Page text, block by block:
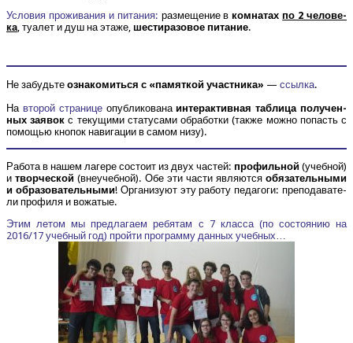
Усло­вия про­жи­ва­ния и пита­ния: раз­ме­ще­ние вком­на­тах по 2 чело­ве­
ка , туа­лет и душ на эта­же, шести­ра­зо­вое пита­ние.
Не забудь­те озна­ко­мить­ся с «памят­кой участ­ни­ка» — ссыл­ка.
На вто­рой стра­ни­цеопуб­ли­ко­ва­наинтер­ак­тив­ная таб­ли­ца полу­чен­
ных заявок с теку­щи­ми ста­ту­са­ми обра­бот­ки (так­же мож­но попасть с
помо­щью кно­пок нави­га­ции в самом низу).
Рабо­та в нашем лаге­ре состо­ит из двух частей: про­филь­ной (учеб­ной)
и твор­че­ской (вне­учеб­ной). Обе эти части явля­ют­ся обя­за­тель­ны­ми
и обра­зо­ва­тель­ны­ми! Орга­ни­зу­ют эту рабо­ту педа­го­ги: пре­по­да­ва­те­
ли про­фи­ля и вожатые.
Этим летом мы пред­ла­га­ем ребя­там с 7 клас­са (по состо­я­нию на
2016/17 учеб­ный год) прой­ти про­грам­му дан­ных учебных…